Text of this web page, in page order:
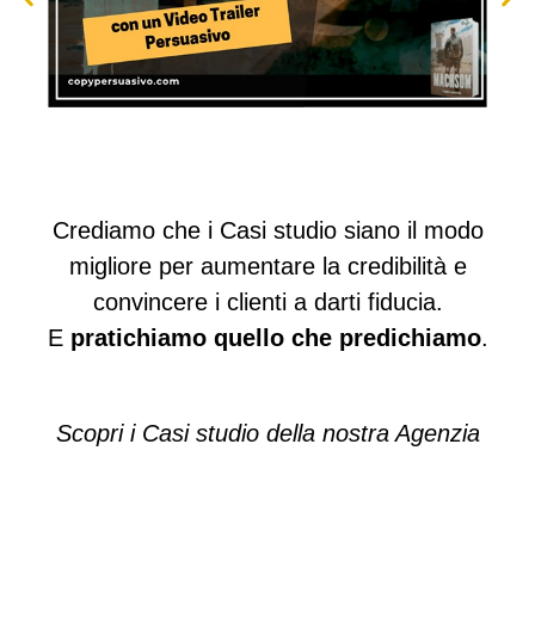
Crediamo che i Casi studio siano il modo
migliore per aumentare la credibilità e
convincere i clienti a darti fiducia.
E pratichiamo quello che predichiamo.
Scopri i Casi studio della nostra Agenzia